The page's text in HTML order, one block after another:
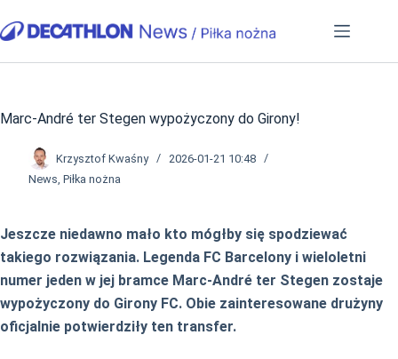
do
Marc-André ter Stegen wypożyczony do Girony!
Krzysztof Kwaśny
2026-01-21 10:48
News, Piłka nożna
Jeszcze niedawno mało kto mógłby się spodziewać
takiego rozwiązania. Legenda FC Barcelony i wieloletni
numer jeden w jej bramce Marc-André ter Stegen zostaje
wypożyczony do Girony FC. Obie zainteresowane drużyny
oficjalnie potwierdziły ten transfer.